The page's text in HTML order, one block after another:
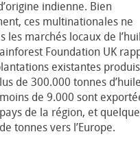
indienne. Bien
ces multinationales ne
les marchés locaux de
Foundation UK
existantes
de 300.000 tonnes
de 9.000 sont
de la région, et
tonnes vers l’Europe.